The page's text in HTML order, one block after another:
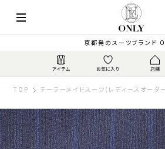
京都発のスーツブランド
TOP テーラーメイドスーツ(レディースオーダ